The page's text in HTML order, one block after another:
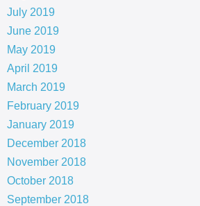
July 2019
June 2019
May 2019
April 2019
March 2019
February 2019
January 2019
December 2018
November 2018
October 2018
September 2018